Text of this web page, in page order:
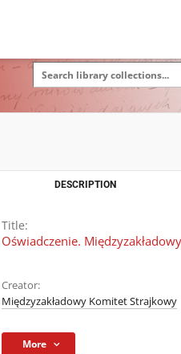
DESCRIPTION
Title:
Oświadczenie.
Creator:
Międzyzakładowy Komitet Strajkowy
More